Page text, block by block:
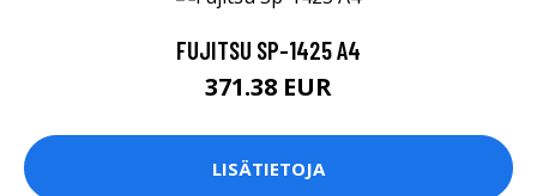
FUJITSU SP-1425 A4
371.38 EUR
LISÄTIETOJA